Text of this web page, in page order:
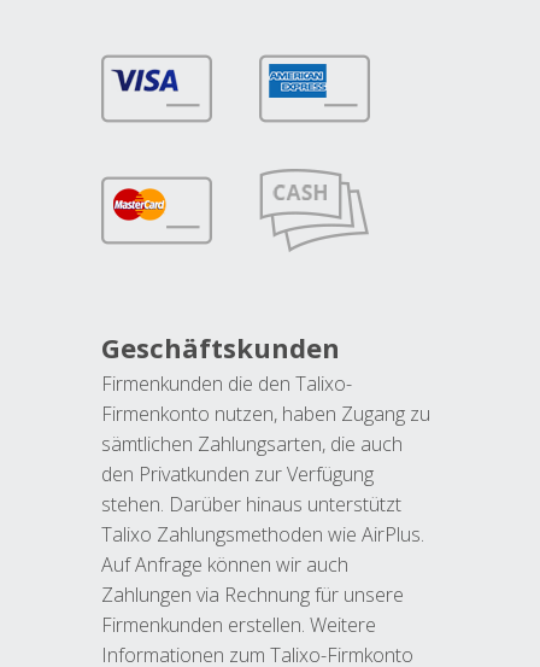
Geschäftskunden
Firmenkunden die den Talixo-
Firmenkonto nutzen, haben Zugang zu
sämtlichen Zahlungsarten, die auch
den Privatkunden zur Verfügung
stehen. Darüber hinaus unterstützt
Talixo Zahlungsmethoden wie AirPlus.
Auf Anfrage können wir auch
Zahlungen via Rechnung für unsere
Firmenkunden erstellen. Weitere
Informationen zum Talixo-Firmkonto